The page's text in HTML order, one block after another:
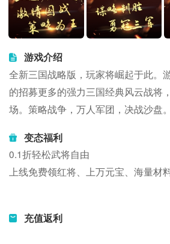
游戏介绍
全新三国战略版，玩家将崛起于此。
的招募更多的强力三国经典风云战将
场。策略战争，万人军团，决战沙盘
横，看谁能逐鹿中原。
变态福利
0.1折轻松武将自由
上线免费领红将、上万元宝、海量材
充值返利